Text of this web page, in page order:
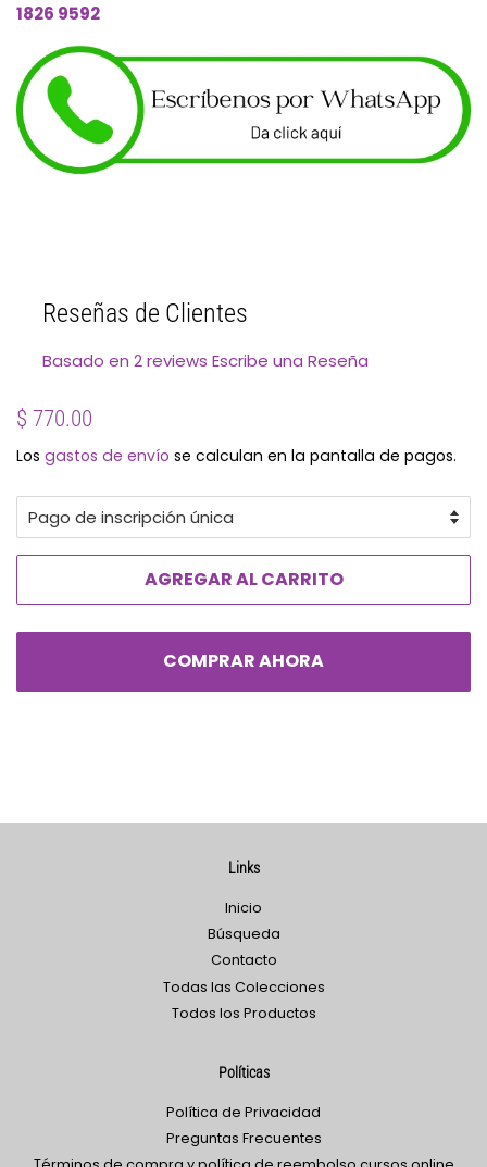
1826 9592
Reseñas de Clientes
Basado en 2 reviews Escribe una Reseña
Precio
$ 770.00
oferta
Los gastos de envío se calculan en la pantalla de pagos.
AGREGAR AL CARRITO
COMPRAR AHORA
Links
Inicio
Búsqueda
Contacto
Todas las Colecciones
Todos los Productos
Políticas
Política de Privacidad
Preguntas Frecuentes